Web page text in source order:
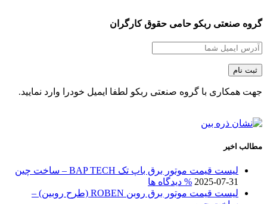
گروه صنعتی ربکو حامی حقوق کارگران
جهت همکاری با گروه صنعتی ربکو لطفا ایمیل خودرا وارد نمایید.
مطالب اخیر
لیست قیمت موتور برق باپ تک BAP TECH – ساخت چین
2025-07-31 % دیدگاه ها
لیست قیمت موتور برق روبن ROBEN (طرح روبین) –